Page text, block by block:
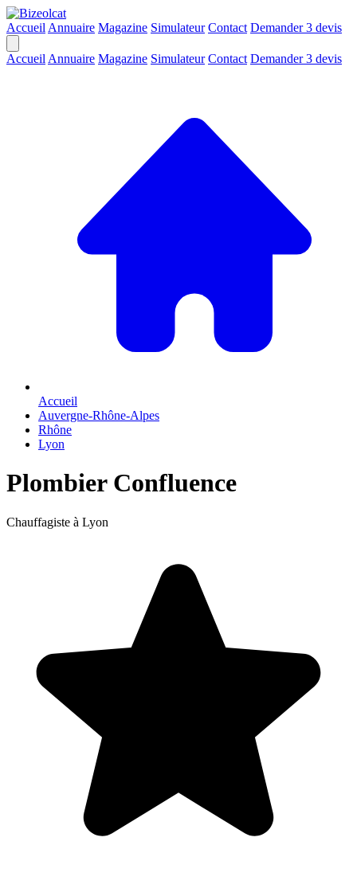
Accueil Annuaire Magazine Simulateur Contact Demander 3 devis
Accueil Annuaire Magazine Simulateur Contact Demander 3 devis
Accueil
Auvergne-Rhône-Alpes
Rhône
Lyon
Plombier Confluence
Chauffagiste à Lyon